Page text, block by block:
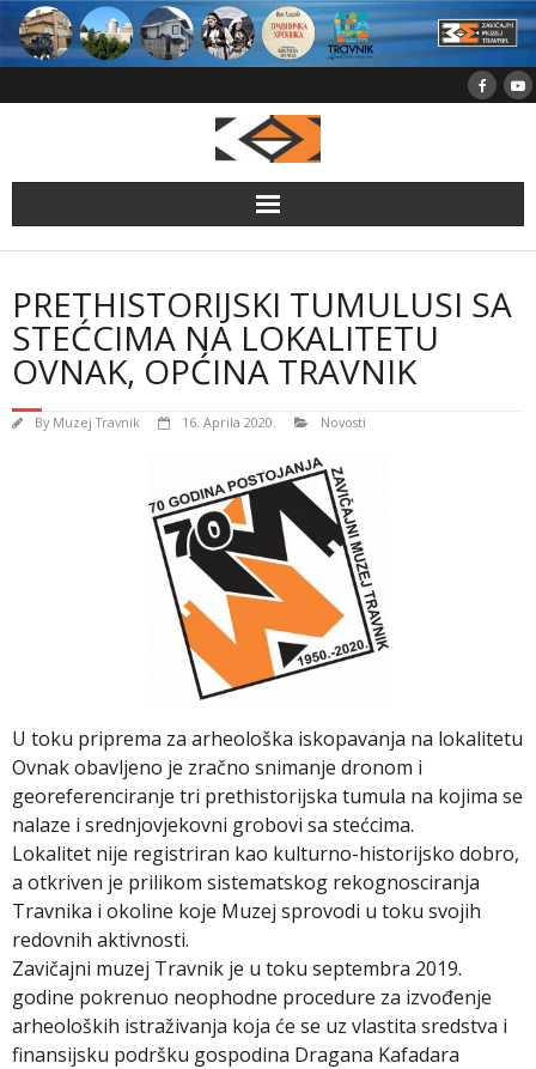
Skip
content
PRETHISTORIJSKI TUMULUSI SA
STEĆCIMA NA LOKALITETU
OVNAK, OPĆINA TRAVNIK
By Muzej Travnik 16. Aprila 2020. Novosti
U toku priprema za arheološka iskopavanja na lokalitetu
Ovnak obavljeno je zračno snimanje dronom i
georeferenciranje tri prethistorijska tumula na kojima se
nalaze i srednjovjekovni grobovi sa stećcima.
Lokalitet nije registriran kao kulturno-historijsko dobro,
a otkriven je prilikom sistematskog rekognosciranja
Travnika i okoline koje Muzej sprovodi u toku svojih
redovnih aktivnosti.
Zavičajni muzej Travnik je u toku septembra 2019.
godine pokrenuo neophodne procedure za izvođenje
arheoloških istraživanja koja će se uz vlastita sredstva i
finansijsku podršku gospodina Dragana Kafadara